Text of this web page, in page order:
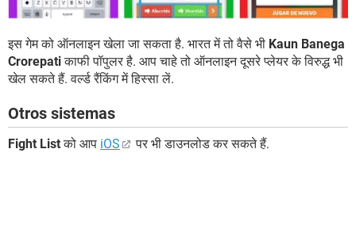
इस गेम को ऑनलाइन खेला जा सकता है. भारत में तो वैसे भी Kaun Banega
Crorepatiकाफी पॉपुलर है. आप चाहे तो ऑनलाइन दूसरे प्लेयर के विरुद्ध भी
खेल सकते हैं. वर्ल्ड रैंकिंग में हिस्सा लें.
Otros sistemas
Fight Listको आप iOS पर भी डाउनलोड कर सकते हैं.